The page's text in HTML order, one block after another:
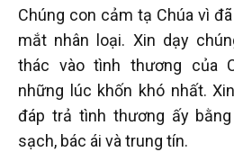
Chúng con cảm tạ Chúa vì
mắt nhân loại. Xin dạy
thác vào tình thương của
những lúc khốn khó nhất.
đáp trả tình thương ấy
sạch, bác ái và trung tín.